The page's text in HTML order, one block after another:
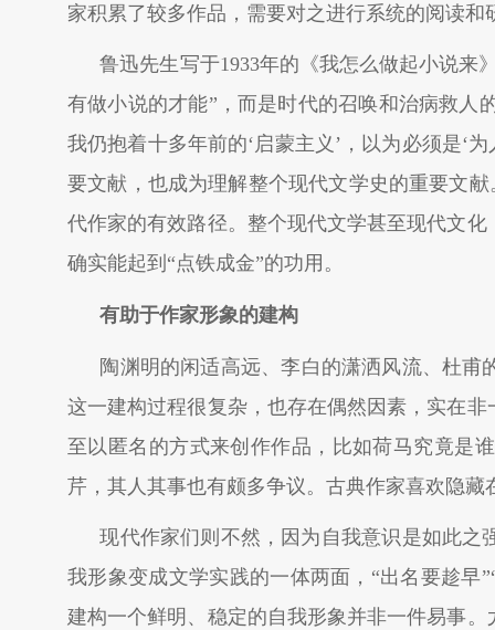
家积累了较多作品，需要对之进行系统的阅读
鲁迅先生写于1933年的《我怎么做起小说来
有做小说的才能”，而是时代的召唤和治病救人
我仍抱着十多年前的‘启蒙主义’，以为必须是‘
要文献，也成为理解整个现代文学史的重要文
代作家的有效路径。整个现代文学甚至现代文
确实能起到“点铁成金”的功用。
有助于作家形象的建构
陶渊明的闲适高远、李白的潇洒风流、杜
这一建构过程很复杂，也存在偶然因素，实在
至以匿名的方式来创作作品，比如荷马究竟是
芹，其人其事也有颇多争议。古典作家喜欢隐
现代作家们则不然，因为自我意识是如此之
我形象变成文学实践的一体两面，“出名要趁早
建构一个鲜明、稳定的自我形象并非一件易事